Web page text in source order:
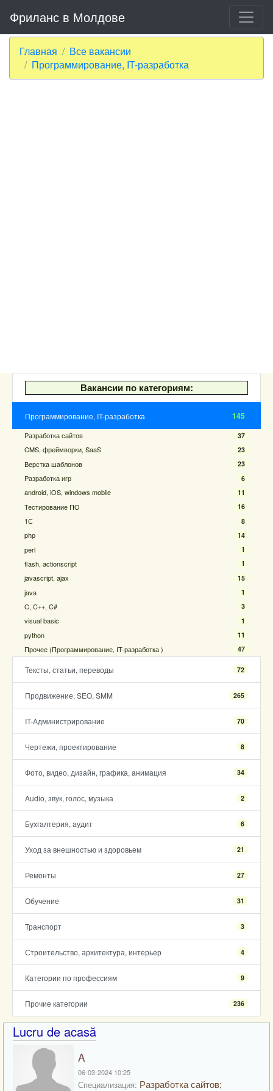
Фриланс в Молдове
Главная
Все вакансии
Программирование, IT-разработка
Вакансии по категориям:
Программирование, IT-разработка 145
Разработка сайтов 37
CMS, фреймворки, SaaS 23
Верстка шаблонов 23
Разработка игр 6
android, iOS, windows mobile 11
Тестирование ПО 16
1С 8
php 14
perl 1
flash, actionscript 1
javascript, ajax 15
java 1
C, C++, C# 3
visual basic 1
python 11
Прочее (Программирование, IT-разработка ) 47
Тексты, статьи, переводы 72
Продвижение, SEO, SMM 265
IT-Администрирование 70
Чертежи, проектирование 8
Фото, видео, дизайн, графика, анимация 34
Audio, звук, голос, музыка 2
Бухгалтерия, аудит 6
Уход за внешностью и здоровьем 21
Ремонты 27
Обучение 31
Транспорт 3
Строительство, архитектура, интерьер 4
Категории по профессиям 9
Прочие категории 236
Lucru de acasă
A
06-03-2024 10:25
Специализация: Разработка сайтов;